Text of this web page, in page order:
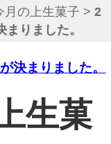
月の上生菓子 >2
りました。
決まりました。
生菓